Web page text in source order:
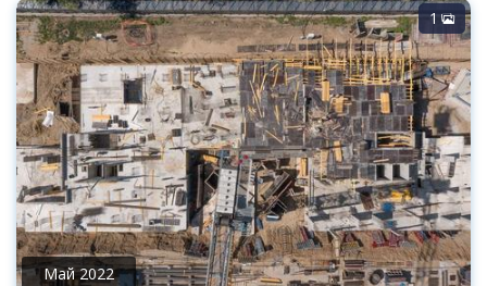
1
Май 2022